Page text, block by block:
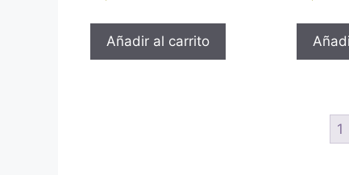
Añadir al carrito
1